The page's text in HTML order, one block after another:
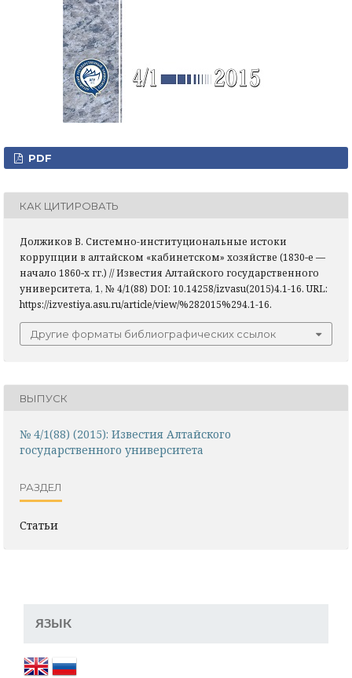
PDF
КАК ЦИТИРОВАТЬ
Должиков В. Системно-институциональные истоки
коррупции в алтайском «кабинетском» хозяйстве (1830‑е —
начало 1860‑х гг.) // Известия Алтайского государственного
университета, 1, № 4/1(88) DOI: 10.14258/izvasu(2015)4.1-16. URL:
https://izvestiya.asu.ru/article/view/%282015%294.1-16.
Другие форматы библиографических ссылок
ВЫПУСК
№ 4/1(88) (2015): Известия Алтайского
государственного университета
РАЗДЕЛ
Статьи
ЯЗЫК